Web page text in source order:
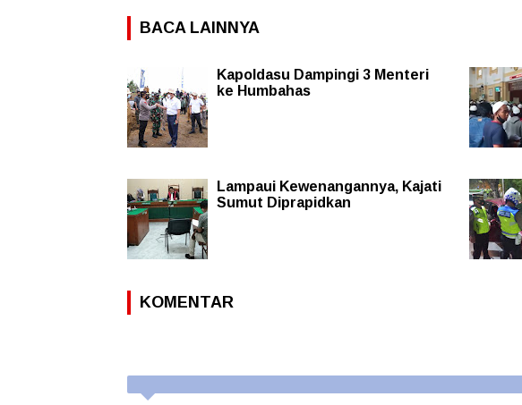
BACA LAINNYA
Kapoldasu Dampingi 3 Menteri
ke Humbahas
Lampaui Kewenangannya, Kajati
Sumut Diprapidkan
KOMENTAR